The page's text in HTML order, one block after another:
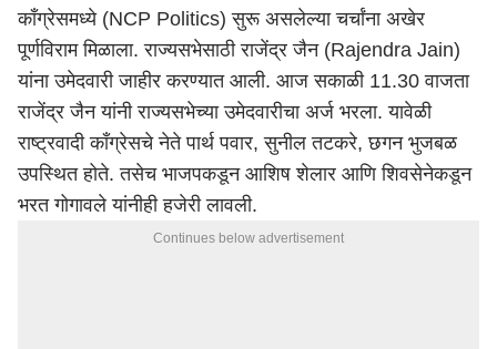
काँग्रेसमध्ये (NCP Politics) सुरू असलेल्या चर्चांना अखेर
पूर्णविराम मिळाला. राज्यसभेसाठी राजेंद्र जैन (Rajendra Jain)
यांना उमेदवारी जाहीर करण्यात आली. आज सकाळी 11.30 वाजता
राजेंद्र जैन यांनी राज्यसभेच्या उमेदवारीचा अर्ज भरला. यावेळी
राष्ट्रवादी काँग्रेसचे नेते पार्थ पवार, सुनील तटकरे, छगन भुजबळ
उपस्थित होते. तसेच भाजपकडून आशिष शेलार आणि शिवसेनेकडून
भरत गोगावले यांनीही हजेरी लावली.
Continues below advertisement